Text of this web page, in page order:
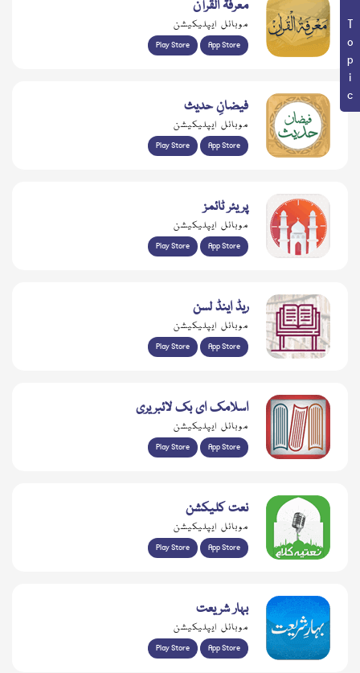
معرفۃ القرآن
موبائل ایپلیکیشن
Play Store App Store
فیضانِ حدیث
موبائل ایپلیکیشن
Play Store App Store
پریئر ٹائمز
موبائل ایپلیکیشن
Play Store App Store
ریڈ اینڈ لسن
موبائل ایپلیکیشن
Play Store App Store
اسلامک ای بک لائبریری
موبائل ایپلیکیشن
Play Store App Store
نعت کلیکشن
موبائل ایپلیکیشن
Play Store App Store
بہار شریعت
موبائل ایپلیکیشن
Play Store App Store